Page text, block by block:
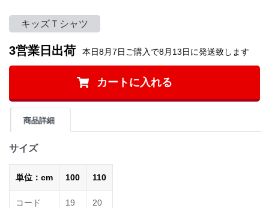
キッズＴシャツ
3営業日出荷 本日8月7日ご購入で8月13日に発送致します
カートに入れる
商品詳細
サイズ
単位：cm 100 110
コード 19 20